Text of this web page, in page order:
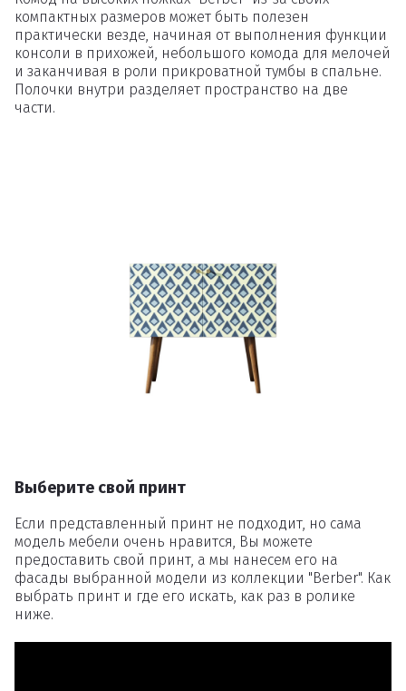
компактных размеров может быть полезен
практически везде, начиная от выполнения функции
консоли в прихожей, небольшого комода для мелочей
и заканчивая в роли прикроватной тумбы в спальне.
Полочки внутри разделяет пространство на две
части.
Выберите свой принт
Если представленный принт не подходит, но сама
модель мебели очень нравится, Вы можете
предоставить свой принт, а мы нанесем его на
фасады выбранной модели из коллекции "Berber". Как
выбрать принт и где его искать, как раз в ролике
ниже.